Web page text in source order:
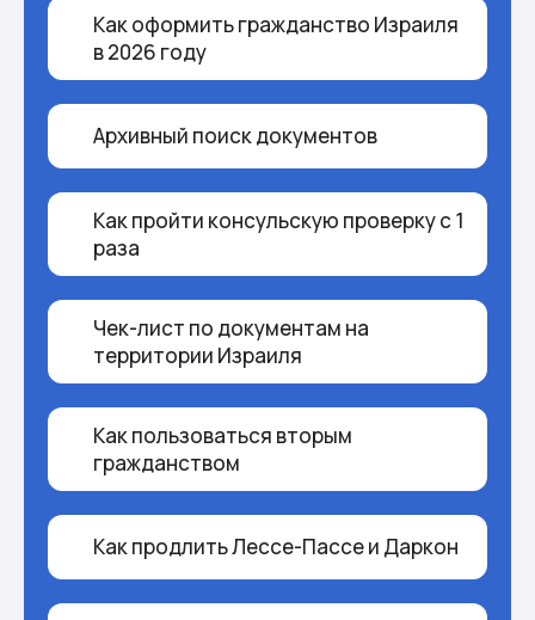
Как оформить гражданство Израиля
в 2026 году
Архивный поиск документов
Как пройти консульскую проверку с 1
раза
Чек-лист по документам на
территории Израиля
Как пользоваться вторым
гражданством
Как продлить Лессе-Пассе и Даркон